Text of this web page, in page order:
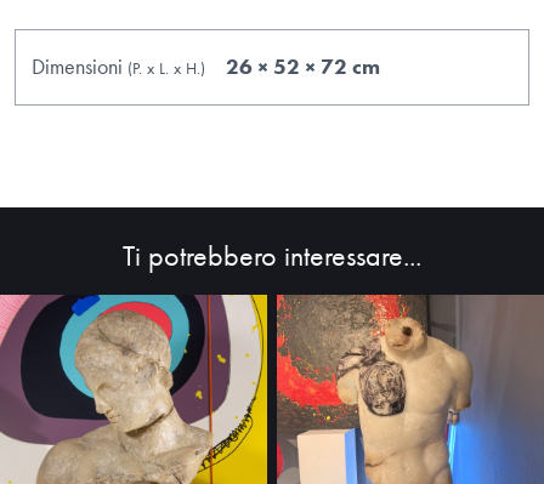
HOME
ABOUT
SHOP
Dimensioni (P. x L. x H.) 26 × 52 × 72 cm
Ti potrebbero interessare...